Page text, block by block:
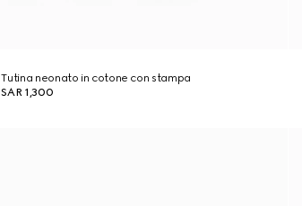
Tutina neonato in cotone con stampa
SAR 1,300